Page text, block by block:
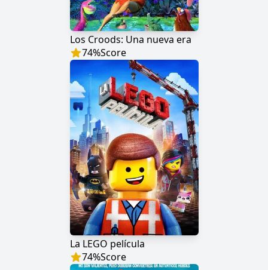
Los Croods: Una nueva era
74%Score
La LEGO película
74%Score